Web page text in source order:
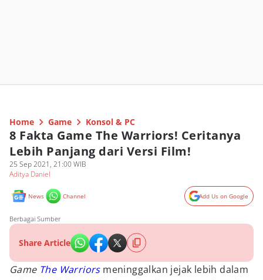
Home Game Konsol & PC
8 Fakta Game The Warriors! Ceritanya
Lebih Panjang dari Versi Film!
25 Sep 2021, 21:00 WIB
Aditya Daniel
News Channel Add Us on Google
Berbagai Sumber
Share Article
Game The Warriors meninggalkan jejak lebih dalam